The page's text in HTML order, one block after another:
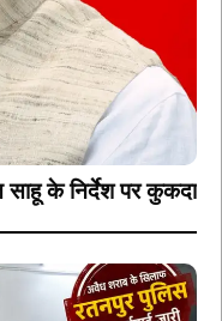
साहू के निर्देश पर कुकदा